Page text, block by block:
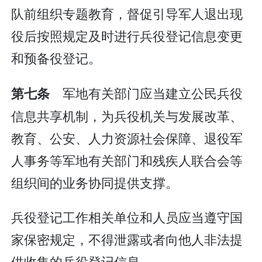
队前组织专题教育，督促引导军人退出现
役后按照规定及时进行兵役登记信息变更
和预备役登记。
第七条军地有关部门应当建立公民兵役
信息共享机制，为兵役机关与发展改革、
教育、公安、人力资源社会保障、退役军
人事务等军地有关部门和残疾人联合会等
组织间的业务协同提供支撑。
兵役登记工作相关单位和人员应当遵守国
家保密规定，不得泄露或者向他人非法提